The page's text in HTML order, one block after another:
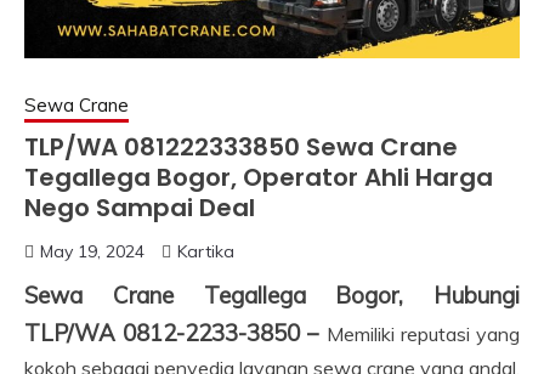
Sewa Crane
TLP/WA 081222333850 Sewa Crane
Tegallega Bogor, Operator Ahli Harga
Nego Sampai Deal
May 19, 2024 Kartika
Sewa Crane Tegallega Bogor, Hubungi
TLP/WA 0812-2233-3850 – Memiliki reputasi yang
kokoh sebagai penyedia layanan sewa crane yang andal,